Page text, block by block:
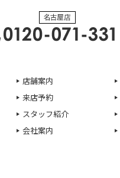
店舗案内
来店予約
スタッフ紹介
会社案内